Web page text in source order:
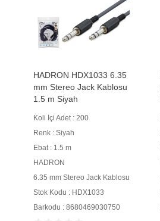
HADRON HDX1033 6.35
mm Stereo Jack Kablosu
1.5 m Siyah
Koli İçi Adet : 200
Renk : Siyah
Ebat : 1.5 m
HADRON
6.35 mm Stereo Jack Kablosu
Stok Kodu : HDX1033
Barkodu : 8680469030750